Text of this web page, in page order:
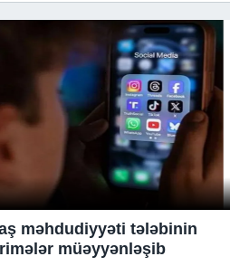
məhdudiyyəti tələbinin
müəyyənləşib